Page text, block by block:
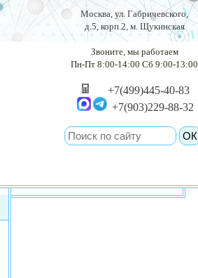
Москва, ул. Габричевского,
д.5, корп.2, м. Щукинская
Звоните, мы работаем
Пн-Пт 8:00-14:00 Сб 9:00-13:00
+7(499)445-40-83
+7(903)229-88-32